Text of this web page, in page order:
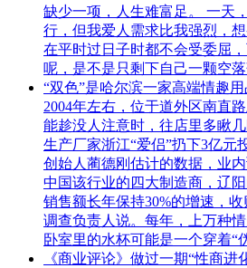
缺少一项，人生难富足。 一天
行，但我爱人需求比我强烈，
在平时过日子时都不会受委屈
呢，是不是只剩下自己一颗空落
“双色”是哈尔滨一家高端情趣
2004年左右，位于道外区南直
能趁没人注意时，往店里多瞅
生产厂家浙江“爱侣”扔下3亿元
创始人蔺德刚估计的数据，业
中国该行业的四大制造商，辽
销售额长年保持30%的增速，
调查负责人说。每年，上万种
卧室里的水杯可能是一个穿着
《商业评论》做过一期“性商